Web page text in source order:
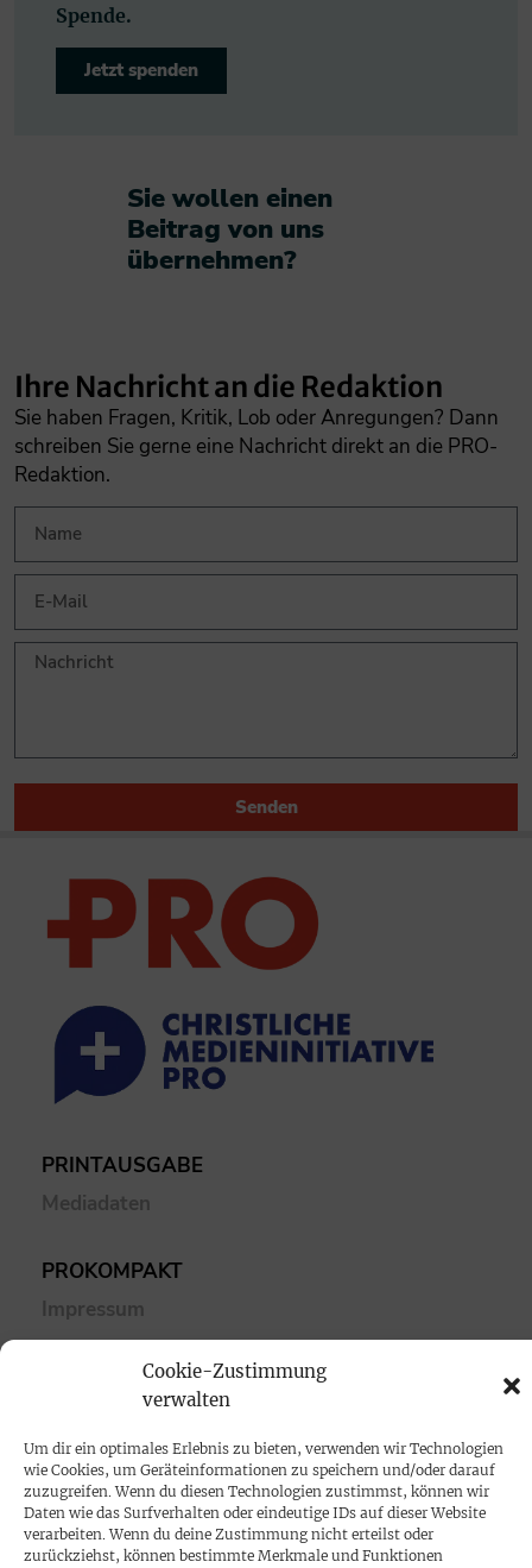
Cookie-Zustimmung
verwalten
Um dir ein optimales Erlebnis zu bieten, verwenden wir Technologien
wie Cookies, um Geräteinformationen zu speichern und/oder darauf
zuzugreifen. Wenn du diesen Technologien zustimmst, können wir
Daten wie das Surfverhalten oder eindeutige IDs auf dieser Website
verarbeiten. Wenn du deine Zustimmung nicht erteilst oder
zurückziehst, können bestimmte Merkmale und Funktionen
Spende.
Jetzt spenden
Sie wollen einen
Beitrag von uns
übernehmen?​
Ihre Nachricht an die Redaktion
Sie haben Fragen, Kritik, Lob oder Anregungen? Dann
schreiben Sie gerne eine Nachricht direkt an die PRO-
Redaktion.
Senden
PRINTAUSGABE
Mediadaten
PROKOMPAKT
Impressum
Datenschutz
KONTAKT
Cookie-Richtlinie